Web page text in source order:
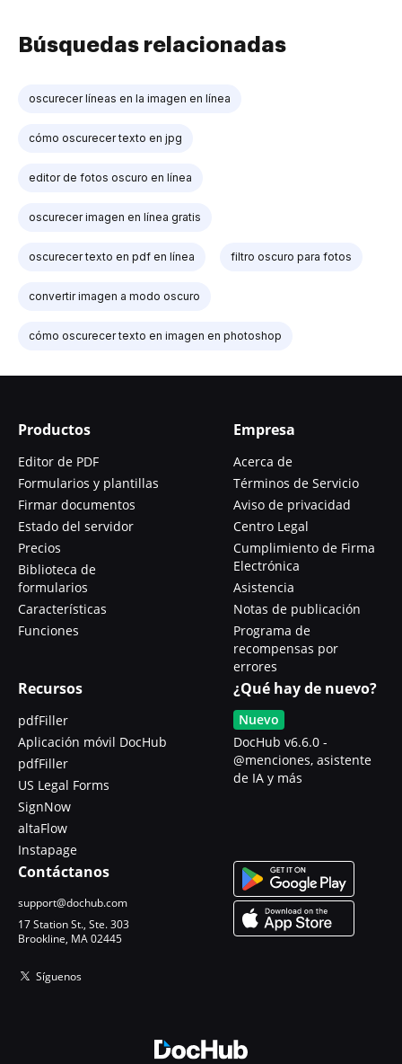
Búsquedas relacionadas
oscurecer líneas en la imagen en línea
cómo oscurecer texto en jpg
editor de fotos oscuro en línea
oscurecer imagen en línea gratis
oscurecer texto en pdf en línea filtro oscuro para fotos
convertir imagen a modo oscuro
cómo oscurecer texto en imagen en photoshop
Productos
Editor de PDF
Formularios y plantillas
Firmar documentos
Estado del servidor
Precios
Biblioteca de
formularios
Características
Funciones
Empresa
Acerca de
Términos de Servicio
Aviso de privacidad
Centro Legal
Cumplimiento de Firma
Electrónica
Asistencia
Notas de publicación
Programa de
recompensas por
errores
Recursos
pdfFiller
Aplicación móvil DocHub
pdfFiller
US Legal Forms
SignNow
altaFlow
Instapage
¿Qué hay de nuevo?
Nuevo
DocHub v6.6.0 -
@menciones, asistente
de IA y más
Contáctanos
support@dochub.com
17 Station St., Ste. 303
Brookline, MA 02445
Síguenos